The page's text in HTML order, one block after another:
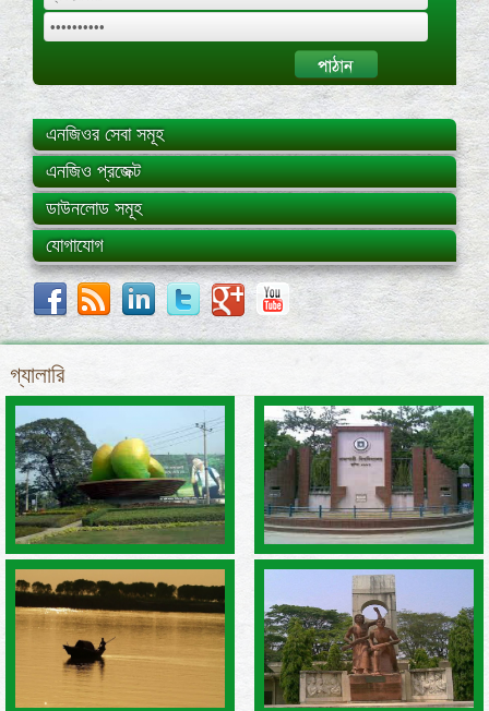
এনজিওর সেবা সমূহ
এনজিও প্রজেক্ট
ডাউনলোড সমূহ
যোগাযোগ
গ্যালারি